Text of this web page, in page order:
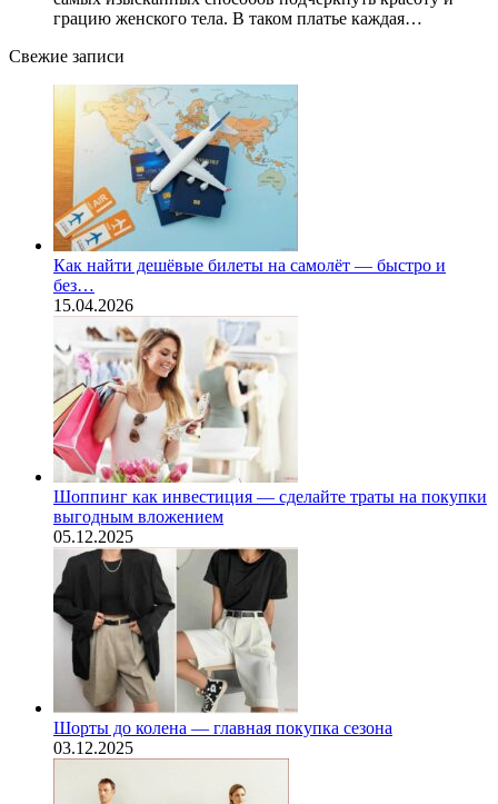
грацию женского тела. В таком платье каждая…
Свежие записи
Как найти дешёвые билеты на самолёт — быстро и
без…
15.04.2026
Шоппинг как инвестиция — сделайте траты на покупки
выгодным вложением
05.12.2025
Шорты до колена — главная покупка сезона
03.12.2025